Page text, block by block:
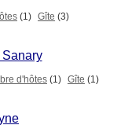
(1) Gîte (3)
d'hôtes (1) Gîte (1)